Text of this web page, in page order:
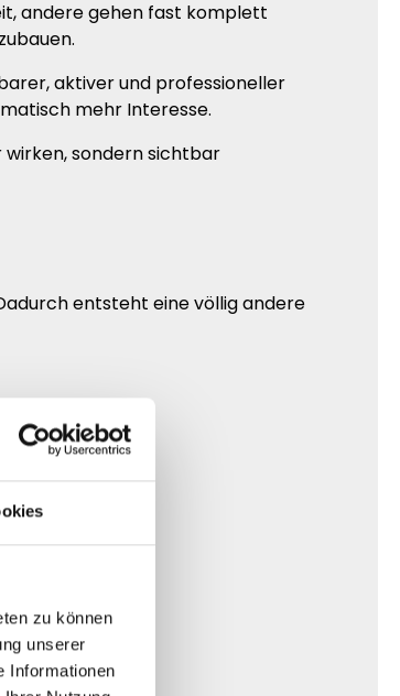
zu können
unserer
Informationen
andere gehen fast komplett
aktiver und professioneller
mehr Interesse.
sondern sichtbar
entsteht eine völlig andere